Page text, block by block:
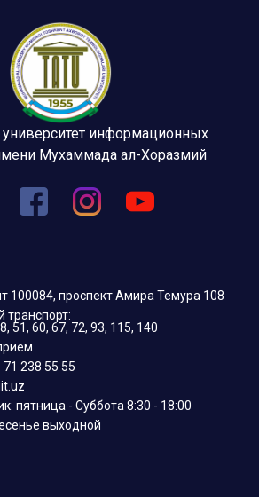
информационных
Мухаммада ал-Хоразмий
100084, проспект Амира Темура 108
51, 60, 67, 72, 93, 115, 140
238 55 55
пятница - Суббота 8:30 - 18:00
выходной